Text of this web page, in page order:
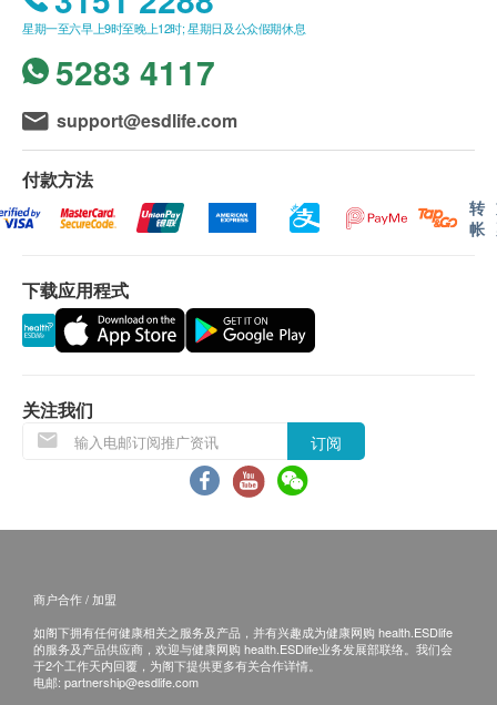
小便比重
小便亚硝酸盐
小便上皮细胞
小便白血球
小便清浊度
小便胆红素
小便黏液
小便葡萄糖
乙型肝炎检查
乙型肝炎表面抗体
梅毒
德国麻疹检查(只限女士 )
愛滋病 HIV
艾滋病病毒抗原及抗体
报告
款。
领取身体检查报告
本院的检查服务已包括检查前后的医生评估费用。一
般情况下，本院会相约客户在14个工作天(不包括星期
六、日及公众假期) 后回来本院领取检查报告。
注：轮侯报告讲解时间会因应不同情况(如个别化验项
生发现化验报告有异常状况，将尽快通知客户，以作
即时跟进。
领取方式：客户需亲身前往本院领取检查报告，并由
条款及细则：
1. 客户必须于进行体检后八个星期内领取检查报告，
否则将需要额外支付医生评估费用（星期一至六:
院将不设后补、改期或退款安排。
3. 客户如需额外索取报告复印本，本院将另收取行政
费用。
星期一至六早上9时至晚上12时; 星期日及公众假期休息
5283 4117
support@esdlife.com
付款方法
转
帐
下载应用程式
关注我们
订阅
商户合作 / 加盟
如阁下拥有任何健康相关之服务及产品，并有兴趣成为健康网购 health.ESDlife
的服务及产品供应商，欢迎与健康网购 health.ESDlife业务发展部联络。我们会
于2个工作天内回覆，为阁下提供更多有关合作详情。
电邮: partnership@esdlife.com